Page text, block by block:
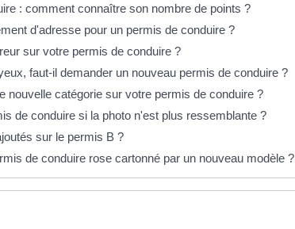
: comment connaître son nombre de points ?
d'adresse pour un permis de conduire ?
sur votre permis de conduire ?
faut-il demander un nouveau permis de conduire ?
nouvelle catégorie sur votre permis de conduire ?
de conduire si la photo n'est plus ressemblante ?
sur le permis B ?
de conduire rose cartonné par un nouveau modèle ?